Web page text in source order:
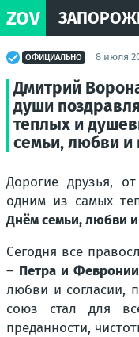
ZOV
ОФИЦИАЛЬНО 8 июля
Дмитрий
души
теплых и
семьи, любви и
Дорогие друзья,
одним из самых
Днём семьи, любви
Сегодня все
– Петра и Февронии
любви и согласии,
союз стал для
преданности,